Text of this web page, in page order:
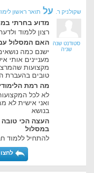
שקולניק ר. על תואר ראשון
סטודנט שנה
שניה
מדוע בחרתי
רצון ללמוד
האם המסלול
ישנם כמה
מעניינים אותי
מקצועות
טובים בהעברת
מה רמת
לא לכל
ואני אישית לא
בנושא
העצה הכי טובה
במסלול
להתחיל ללמוד